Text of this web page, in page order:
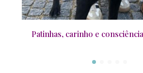
Patinhas, carinho e consciência